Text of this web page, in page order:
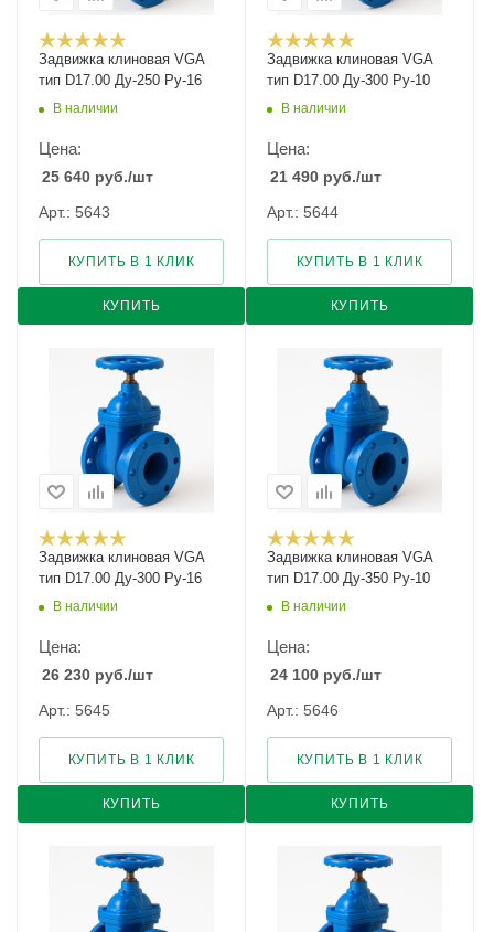
Задвижка клиновая VGA
тип D17.00 Ду-250 Ру-16
В наличии
Цена:
25 640 руб./шт
Арт.: 5643
КУПИТЬ
КУПИТЬ В 1 КЛИК
Задвижка клиновая VGA
тип D17.00 Ду-300 Ру-10
В наличии
Цена:
21 490 руб./шт
Арт.: 5644
КУПИТЬ
КУПИТЬ В 1 КЛИК
Задвижка клиновая VGA
тип D17.00 Ду-300 Ру-16
В наличии
Цена:
26 230 руб./шт
Арт.: 5645
КУПИТЬ
КУПИТЬ В 1 КЛИК
Задвижка клиновая VGA
тип D17.00 Ду-350 Ру-10
В наличии
Цена:
24 100 руб./шт
Арт.: 5646
КУПИТЬ
КУПИТЬ В 1 КЛИК